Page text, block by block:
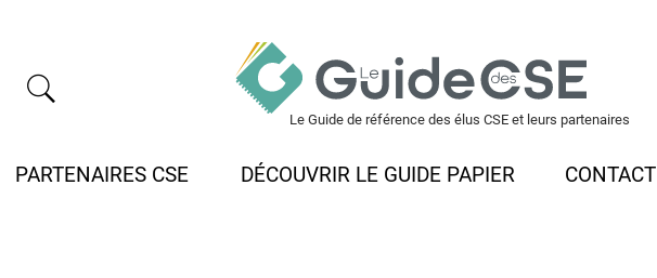
Le Guide de référence des élus CSE et leurs partenaires
CONTACT
DÉCOUVRIR LE GUIDE PAPIER
PARTENAIRES CSE